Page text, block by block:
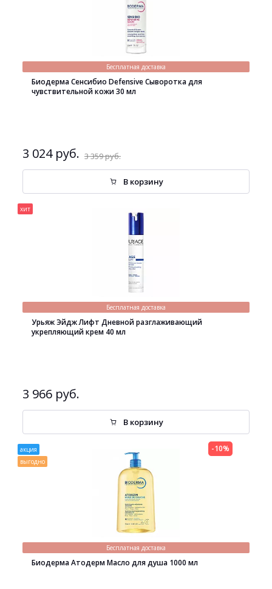
Бесплатная доставка
Биодерма Сенсибио Defensive Сыворотка для
чувствительной кожи 30 мл
3 024 руб. 3 359 руб.
В корзину
хит
Бесплатная доставка
Урьяж Эйдж Лифт Дневной разглаживающий
укрепляющий крем 40 мл
3 966 руб.
В корзину
акция
выгодно
Бесплатная доставка
Биодерма Атодерм Масло для душа 1000 мл
-10%